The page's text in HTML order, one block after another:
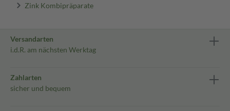
Zink Kombipräparate
Versandarten
i.d.R. am nächsten Werktag
Zahlarten
sicher und bequem